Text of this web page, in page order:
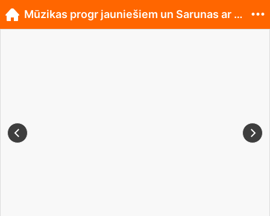
Mūzikas progr jauniešiem un Sarunas ar mācītājiem